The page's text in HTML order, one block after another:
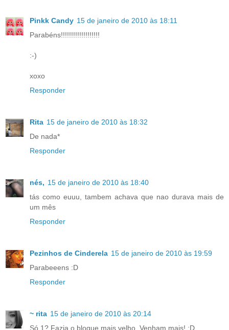
Pinkk Candy 15 de janeiro de 2010 às 18:11
Parabéns!!!!!!!!!!!!!!!!!!!
:-)
xoxo
Responder
Rita 15 de janeiro de 2010 às 18:32
De nada*
Responder
nés, 15 de janeiro de 2010 às 18:40
tás como euuu, tambem achava que nao durava mais de
um mês
Responder
Pezinhos de Cinderela 15 de janeiro de 2010 às 19:59
Parabeeens :D
Responder
~ rita 15 de janeiro de 2010 às 20:14
Só 1? Fazia o blogue mais velho. Venham mais! :D